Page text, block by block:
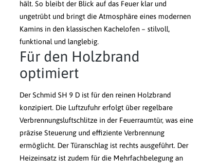
hält. So bleibt der Blick auf das Feuer klar und
ungetrübt und bringt die Atmosphäre eines modernen
Kamins in den klassischen Kachelofen – stilvoll,
funktional und langlebig.
Für den Holzbrand
optimiert
Der Schmid SH 9 D ist für den reinen Holzbrand
konzipiert. Die Luftzufuhr erfolgt über regelbare
Verbrennungsluftschlitze in der Feuerraumtür, was eine
präzise Steuerung und effiziente Verbrennung
ermöglicht. Der Türanschlag ist rechts ausgeführt. Der
Heizeinsatz ist zudem für die Mehrfachbelegung an